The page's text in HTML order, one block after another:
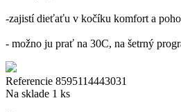
-zajistí dieťaťu v kočíku komfort a
- možno ju prať na 30C, na šetrný
Referencie 8595114443031
Na sklade 1 ks